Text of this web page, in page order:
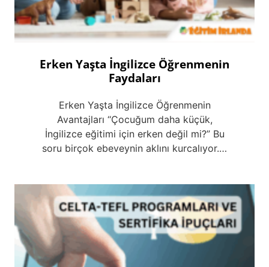
Erken Yaşta İngilizce Öğrenmenin
Faydaları
Erken Yaşta İngilizce Öğrenmenin
Avantajları ‘‘Çocuğum daha küçük,
İngilizce eğitimi için erken değil mi?” Bu
soru birçok ebeveynin aklını kurcalıyor.…